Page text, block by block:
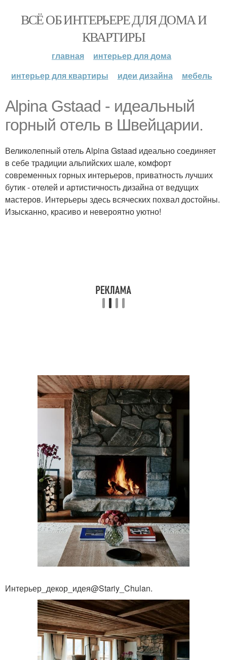
ВСЁ ОБ ИНТЕРЬЕРЕ ДЛЯ ДОМА И
КВАРТИРЫ
главная
интерьер для дома
интерьер для квартиры
идеи дизайна мебель
Alpina Gstaad - идеальный
горный отель в Швейцарии.
Великолепный отель Alpina Gstaad идеально соединяет
в себе традиции альпийских шале, комфорт
современных горных интерьеров, приватность лучших
бутик - отелей и артистичность дизайна от ведущих
мастеров. Интерьеры здесь всяческих похвал достойны.
Изысканно, красиво и невероятно уютно!
Интерьер_декор_идея@Stariy_Chulan.